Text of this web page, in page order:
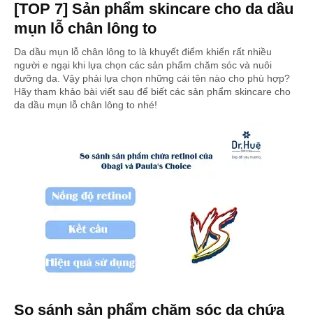
[TOP 7] Sản phẩm skincare cho da dầu
mụn lỗ chân lông to
Da dầu mụn lỗ chân lông to là khuyết điểm khiến rất nhiều
người e ngại khi lựa chọn các sản phẩm chăm sóc và nuôi
dưỡng da. Vậy phải lựa chọn những cái tên nào cho phù hợp?
Hãy tham khảo bài viết sau để biết các sản phẩm skincare cho
da dầu mụn lỗ chân lông to nhé!
So sánh sản phẩm chăm sóc da chứa